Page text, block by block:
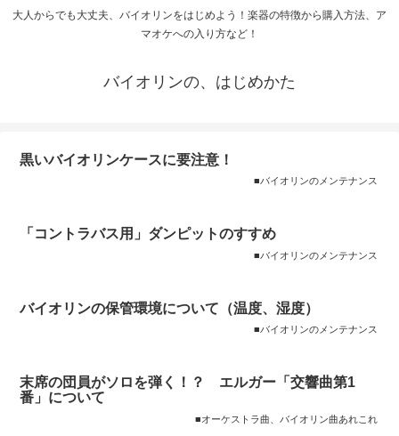
大人からでも大丈夫、バイオリンをはじめよう！楽器の特徴から購入方法、ア
マオケへの入り方など！
バイオリンの、はじめかた
黒いバイオリンケースに要注意！
■バイオリンのメンテナンス
「コントラバス用」ダンピットのすすめ
■バイオリンのメンテナンス
バイオリンの保管環境について（温度、湿度）
■バイオリンのメンテナンス
末席の団員がソロを弾く！？ エルガー「交響曲第1
番」について
■オーケストラ曲、バイオリン曲あれこれ